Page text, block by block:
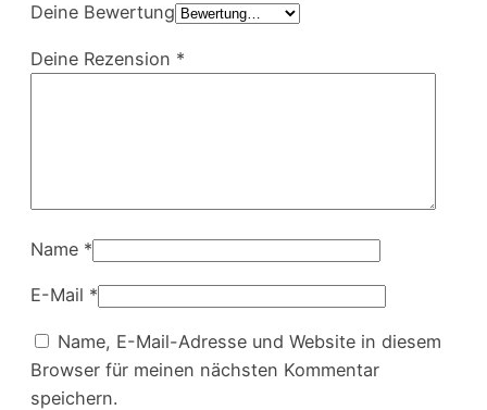
Deine Bewertung
Deine Rezension *
Name *
E-Mail *
Name, E-Mail-Adresse und Website in diesem
Browser für meinen nächsten Kommentar
speichern.